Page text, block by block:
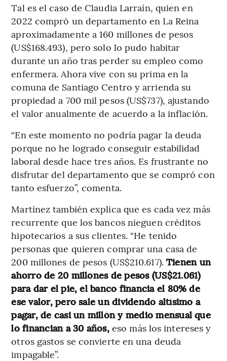
Tal es el caso de Claudia Larraín, quien en
2022 compró un departamento en La Reina
aproximadamente a 160 millones de pesos
(US$168.493), pero solo lo pudo habitar
durante un año tras perder su empleo como
enfermera. Ahora vive con su prima en la
comuna de Santiago Centro y arrienda su
propiedad a 700 mil pesos (US$737), ajustando
el valor anualmente de acuerdo a la inflación.
“En este momento no podría pagar la deuda
porque no he logrado conseguir estabilidad
laboral desde hace tres años. Es frustrante no
disfrutar del departamento que se compró con
tanto esfuerzo”, comenta.
Martínez también explica que es cada vez más
recurrente que los bancos nieguen créditos
hipotecarios a sus clientes. “He tenido
personas que quieren comprar una casa de
200 millones de pesos (US$210.617). Tienen un
ahorro de 20 millones de pesos (US$21.061)
para dar el pie, el banco financia el 80% de
ese valor, pero sale un dividendo altísimo a
pagar, de casi un millón y medio mensual que
lo financian a 30 años,eso más los intereses y
otros gastos se convierte en una deuda
impagable”.